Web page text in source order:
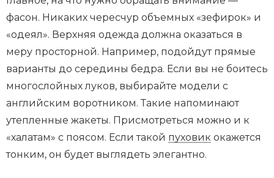
фасон. Никаких чересчур объемных «зефирок» и
«одеял». Верхняя одежда должна оказаться в
меру просторной. Например, подойдут прямые
варианты до середины бедра. Если вы не боитесь
многослойных луков, выбирайте модели с
английским воротником. Такие напоминают
утепленные жакеты. Присмотреться можно и к
«халатам» с поясом. Если такой пуховик окажется
тонким, он будет выглядеть элегантно.